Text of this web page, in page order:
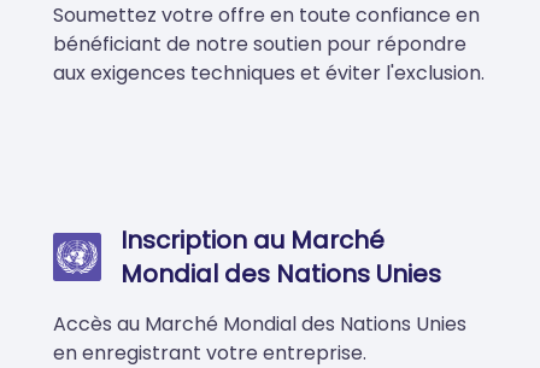
Soumettez votre offre en toute confiance en
bénéficiant de notre soutien pour répondre
aux exigences techniques et éviter l'exclusion.
Inscription au Marché
Mondial des Nations Unies
Accès au Marché Mondial des Nations Unies
en enregistrant votre entreprise.